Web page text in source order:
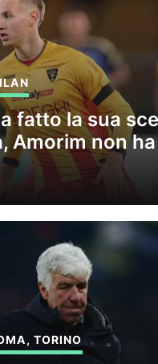
fatto la sua
Amorim non
, TORINO